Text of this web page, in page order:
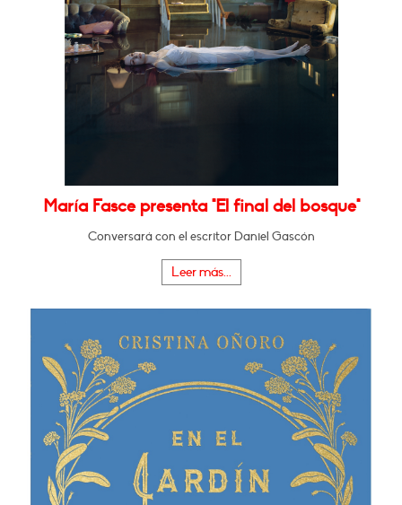
María Fasce presenta "El final del bosque"
Conversará con el escritor Daniel Gascón
Leer más...